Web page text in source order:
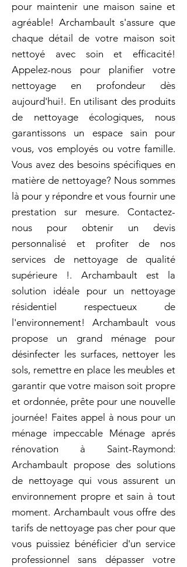
pour maintenir une maison saine et
agréable! Archambault s'assure que
chaque détail de votre maison soit
nettoyé avec soin et efficacité!
Appelez-nous pour planifier votre
nettoyage en profondeur dès
aujourd'hui!. En utilisant des produits
de nettoyage écologiques, nous
garantissons un espace sain pour
vous, vos employés ou votre famille.
Vous avez des besoins spécifiques en
matière de nettoyage? Nous sommes
là pour y répondre et vous fournir une
prestation sur mesure. Contactez-
nous pour obtenir un devis
personnalisé et profiter de nos
services de nettoyage de qualité
supérieure !. Archambault est la
solution idéale pour un nettoyage
résidentiel respectueux de
l'environnement! Archambault vous
propose un grand ménage pour
désinfecter les surfaces, nettoyer les
sols, remettre en place les meubles et
garantir que votre maison soit propre
et ordonnée, prête pour une nouvelle
journée! Faites appel à nous pour un
ménage impeccable Ménage aprés
rénovation à Saint-Raymond:
Archambault propose des solutions
de nettoyage qui vous assurent un
environnement propre et sain à tout
moment. Archambault vous offre des
tarifs de nettoyage pas cher pour que
vous puissiez bénéficier d'un service
professionnel sans dépasser votre